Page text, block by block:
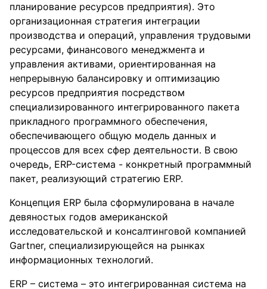
планирование ресурсов предприятия). Это
организационная стратегия интеграции
производства и операций, управления трудовыми
ресурсами, финансового менеджмента и
управления активами, ориентированная на
непрерывную балансировку и оптимизацию
ресурсов предприятия посредством
специализированного интегрированного пакета
прикладного программного обеспечения,
обеспечивающего общую модель данных и
процессов для всех сфер деятельности. В свою
очередь, ERP-система - конкретный программный
пакет, реализующий стратегию ERP.
Концепция ERP была сформулирована в начале
девяностых годов американской
исследовательской и консалтинговой компанией
Gartner, специализирующейся на рынках
информационных технологий.
ERP – система – это интегрированная система на